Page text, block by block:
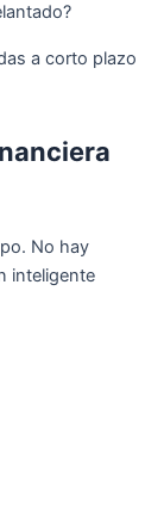
a corto plazo
No hay
inteligente